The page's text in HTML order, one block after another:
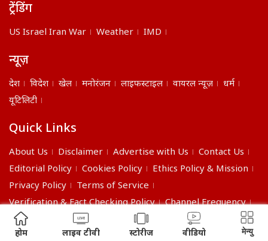
ट्रेंडिंग
US Israel Iran War Weather IMD
न्यूज़
देश विदेश खेल मनोरंजन लाइफस्टाइल वायरल न्यूज़
धर्म
यूटिलिटी
Quick Links
About Us Disclaimer Advertise with Us
Contact Us
Editorial Policy
Cookies Policy
Ethics Policy & Mission
Privacy Policy
Terms of Service
Verification & Fact Checking Policy
Channel Frequency
©2026 India Daily. All right reserved.
होम लाइव टीवी स्टोरीज वीडियो मेन्यु